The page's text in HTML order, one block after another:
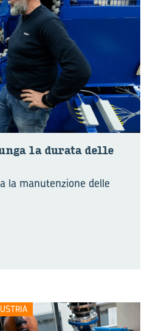
la du­ra­ta delle
la manutenzione delle